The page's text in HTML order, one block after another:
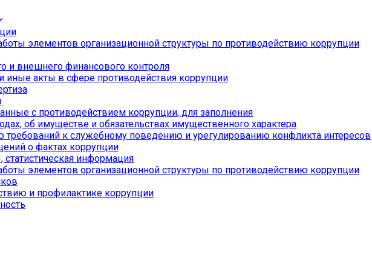
элементов организационной структуры по противодействию коррупции
и внешнего финансового контроля
акты в сфере противодействия коррупции
с противодействием коррупции, для заполнения
об имуществе и обязательствах имущественного характера
к служебному поведению и урегулированию конфликта интересов
о фактах коррупции
информация
элементов организационной структуры по противодействию коррупции
и профилактике коррупции